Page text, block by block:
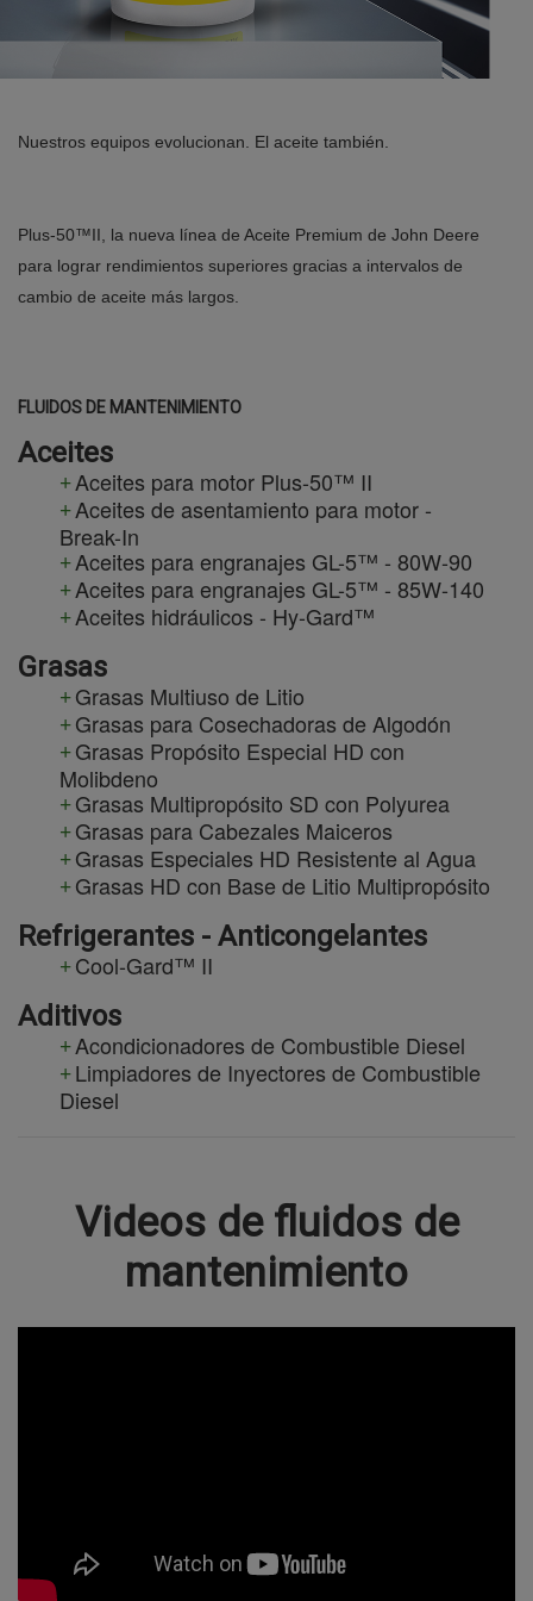
Nuestros equipos evolucionan. El aceite también.
Plus-50™II, la nueva línea de Aceite Premium de John Deere
para lograr rendimientos superiores gracias a intervalos de
cambio de aceite más largos.
FLUIDOS DE MANTENIMIENTO
Aceites
Aceites para motor Plus-50™ II
Aceites de asentamiento para motor -
Break-In
Aceites para engranajes GL-5™ - 80W-90
Aceites para engranajes GL-5™ - 85W-140
Aceites hidráulicos - Hy-Gard™
Grasas
Grasas Multiuso de Litio
Grasas para Cosechadoras de Algodón
Grasas Propósito Especial HD con
Molibdeno
Grasas Multipropósito SD con Polyurea
Grasas para Cabezales Maiceros
Grasas Especiales HD Resistente al Agua
Grasas HD con Base de Litio Multipropósito
Refrigerantes - Anticongelantes
Cool-Gard™ II
Aditivos
Acondicionadores de Combustible Diesel
Limpiadores de Inyectores de Combustible
Diesel
Videos de fluidos de
mantenimiento